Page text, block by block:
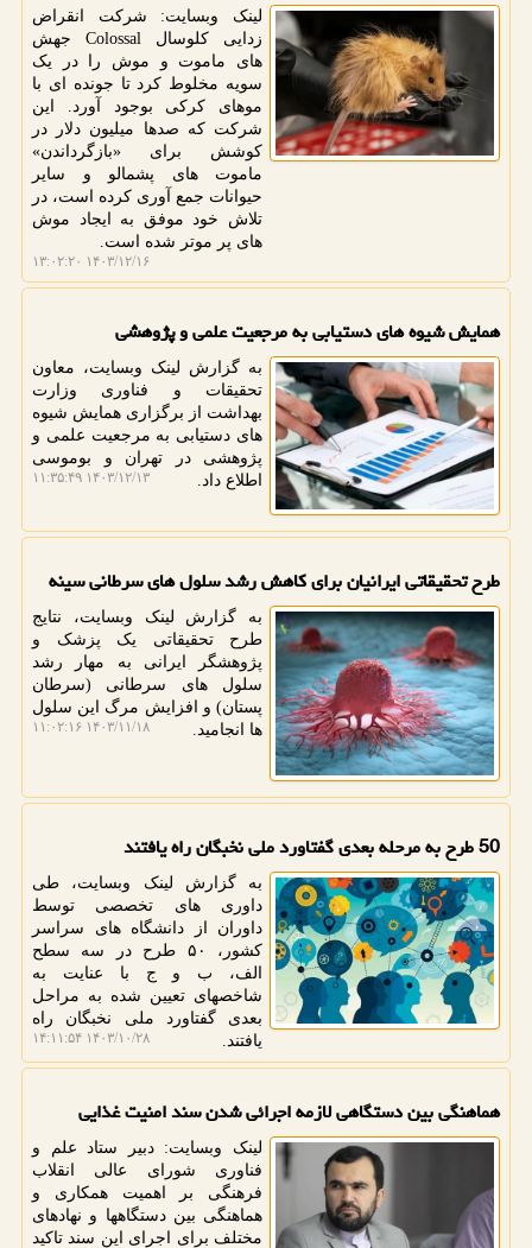
لینک وبسایت: شرکت انقراض
زدایی کلوسال Colossal جهش
های ماموت و موش را در یک
سویه مخلوط کرد تا جونده ای با
موهای کرکی بوجود آورد. این
شرکت که صدها میلیون دلار در
کوشش برای «بازگرداندن»
ماموت های پشمالو و سایر
حیوانات جمع آوری کرده است، در
تلاش خود موفق به ایجاد موش
های پر موتر شده است.
۱۴۰۳/۱۲/۱۶ ۱۳:۰۲:۲۰
همایش شیوه های دستیابی به مرجعیت علمی و پژوهشی
به گزارش لینک وبسایت، معاون
تحقیقات و فناوری وزارت
بهداشت از برگزاری همایش شیوه
های دستیابی به مرجعیت علمی و
پژوهشی در تهران و بوموسی
اطلاع داد.
۱۴۰۳/۱۲/۱۳ ۱۱:۳۵:۴۹
طرح تحقیقاتی ایرانیان برای کاهش رشد سلول های سرطانی سینه
به گزارش لینک وبسایت، نتایج
طرح تحقیقاتی یک پزشک و
پژوهشگر ایرانی به مهار رشد
سلول های سرطانی (سرطان
پستان) و افزایش مرگ این سلول
ها انجامید.
۱۴۰۳/۱۱/۱۸ ۱۱:۰۲:۱۶
50 طرح به مرحله بعدی گفتاورد ملی نخبگان راه یافتند
به گزارش لینک وبسایت، طی
داوری های تخصصی توسط
داوران از دانشگاه های سراسر
کشور، ۵۰ طرح در سه سطح
الف، ب و ج با عنایت به
شاخصهای تعیین شده به مراحل
بعدی گفتاورد ملی نخبگان راه
یافتند.
۱۴۰۳/۱۰/۲۸ ۱۴:۱۱:۵۴
هماهنگی بین دستگاهی لازمه اجرائی شدن سند امنیت غذایی
لینک وبسایت: دبیر ستاد علم و
فناوری شورای عالی انقلاب
فرهنگی بر اهمیت همکاری و
هماهنگی بین دستگاهها و نهادهای
مختلف برای اجرای این سند تاکید